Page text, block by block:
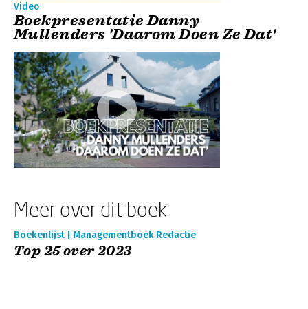
Video
Boekpresentatie Danny
Mullenders 'Daarom Doen Ze Dat'
Meer over dit boek
Boekenlijst | Managementboek Redactie
Top 25 over 2023